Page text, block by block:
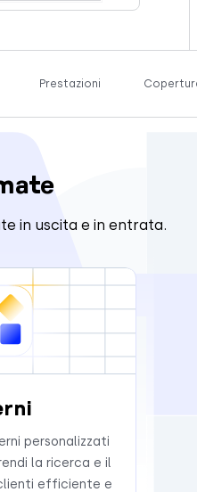
Prestazioni
in uscita e in entrata.
personalizzati
la ricerca e il
efficiente e